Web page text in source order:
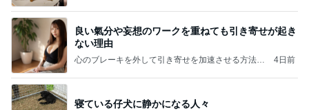
良い氣分や妄想のワークを重ねても引き寄せが起き
ない理由
心のブレーキを外して引き寄せを加速させる方法：
4日前
寝ている仔犬に静かになる人々